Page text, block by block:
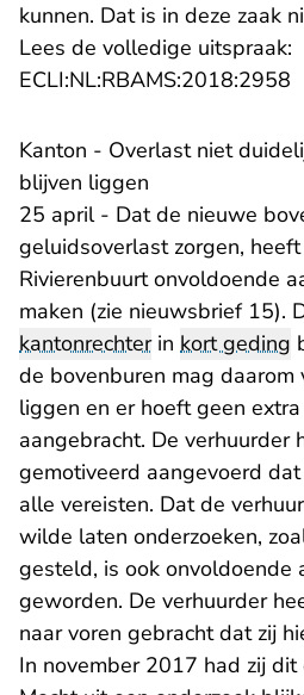
kunnen. Dat is in deze zaak
Lees de volledige uitspraak:
ECLI:NL:RBAMS:2018:2958
Kanton - Overlast niet
blijven liggen
25 april - Dat de nieuwe
geluidsoverlast zorgen,
Rivierenbuurt onvoldoende
maken (zie nieuwsbrief 15).
kantonrechterin kort geding
de bovenburen mag daarom
liggen en er hoeft geen
aangebracht. De verhuurder
gemotiveerd aangevoerd
alle vereisten. Dat de
wilde laten onderzoeken,
gesteld, is ook onvoldoende
geworden. De verhuurder
naar voren gebracht dat zij
In november 2017 had zij